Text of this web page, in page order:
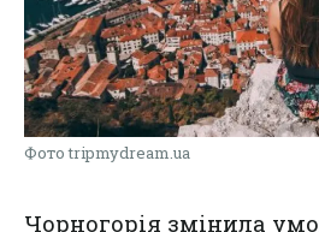
Фото tripmydream.ua
Чорногорія змінила